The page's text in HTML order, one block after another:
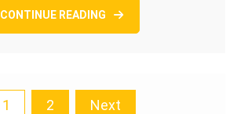
CONTINUE READING
1 2 Next